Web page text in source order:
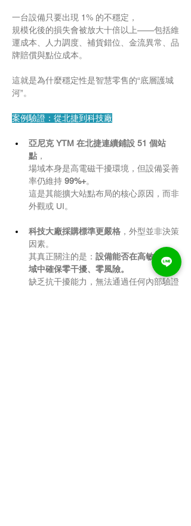
一台設備只要出現 1% 的不穩定，
規模化後的損失會被放大十倍以上——包括維
運成本、人力調度、補貨錯位、金流異常、品
牌賠償與點位成本。
這就是為什麼穩定性是智慧零售的“底層護城
河”。
案例驗證：從北捷到科技廠
亞尼克 YTM 在北捷連續鋪設 51 個站
點 ，
場域本身是高電磁干擾環境，但設備妥善
率仍維持 99%+。
這是其能擴大站點布局的核心原因，而非
外觀或 UI。
科技大廠採購標準更嚴格 ，外型並非決策
因素。
其真正關注的是： 設備能否在高敏感度場
域中確保零干擾、零風險。
缺乏抗干擾能力，無法通過任何內部驗證